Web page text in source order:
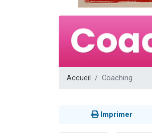
Accueil Coaching
Imprimer